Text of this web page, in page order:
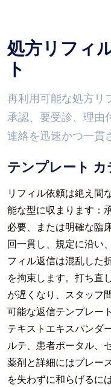
処方リフィ
ト
再利用可能な処方
承認、要受診、理
連絡を迅速かつ一貫
テンプレート
リフィル依頼は絶え間
能な型に収まります：
必要、または明確な臨
回一貫し、規定に沿
フィル返信は混乱した
を拘束します。打ち直
が遅くなり、スタッフ
可能な返信テンプレー
テキストエキスパンダ
ルテ、患者ポータル、
薬剤と詳細にはプレー
を失わずに和らげるに